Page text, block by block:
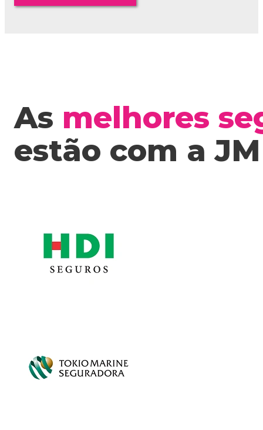
As melhores
estão com a